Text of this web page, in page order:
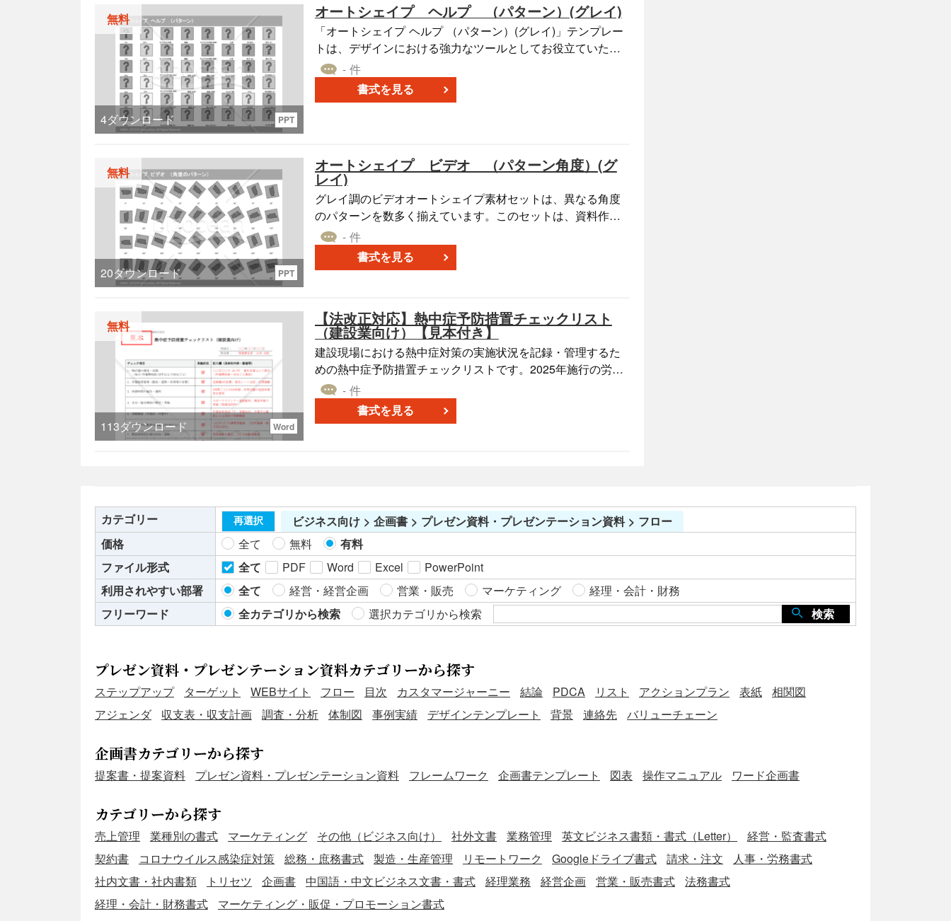
イプ素材を、ぜひご利用ください。
無料
4ダウンロード PPT
オートシェイプ ヘルプ （パターン）(グレイ)
「オートシェイプ ヘルプ （パターン）(グレイ)」テンプレー
トは、デザインにおける強力なツールとしてお役立ていただ
ける素材集です。グレイの配色に調和するオートシェイプの
塗りつぶしパターンが多数含まれており、さまざまなプロジ
ェクトに活用できます。 パワーポイント、エクセル、ワード
ョナルに向けられており、資料の制作を効果的かつ効率的に
サポートします。無料でダウンロードして、プロジェクトに
素晴らしい視覚的な要素を追加しましょう。
- 件
書式を見る
無料
20ダウンロード PPT
オートシェイプ ビデオ （パターン角度）(グ
レイ)
グレイ調のビデオオートシェイプ素材セットは、異なる角度
のパターンを数多く揃えています。このセットは、資料作成
のご経験の少ない方でも、どなたでも簡単に利用できるオー
トシェイプ素材です。さまざまな角度のオプションは、視覚
的なコンテンツをより魅力的かつ興味深いものに変換する能
資料作成をサポートします。
- 件
書式を見る
無料
113ダウンロード Word
【法改正対応】熱中症予防措置チェックリスト
（建設業向け）【見本付き】
建設現場における熱中症対策の実施状況を記録・管理するた
めの熱中症予防措置チェックリストです。2025年施行の労働
安全衛生規則改正に対応しており、WBGT値の測定、作業環
境管理、休憩・水分補給、体調確認、教育訓練、緊急時対応
などの項目を網羅した無料テンプレートです。現場責任者
るための管理書式です。WBGT値の測定や作業環境の整備、
休憩・水分補給の実施、教育訓練の実施状況などを記録し、
労働安全衛生規則に基づいた対策の徹底と再発防止に活用さ
れます。 ■利用シーン ・建設現場での熱中症対策の実施状況
を記録したいとき ・労働安全衛生規則改正に対応した社内整
備に ・安全衛生教育や監査対応の記録として ・作業員の体調
管理と予防措置の徹底に ・在宅勤務者への熱中症対策も含め
た管理に ■利用・作成時のポイント ＜WBGT値・気温の測定
具体的に記載＞ スポーツドリンクや塩飴の配布、冷房設備の
使用状況などを記録します。 ＜教育・訓練・緊急対応の履歴
を残す＞ 講習実施日や訓練内容、緊急連絡先の掲示状況など
を記録し、実効性を高めましょう。 ■テンプレートのメリッ
す。 ＜建設業に特化した構成＞ 現場での実務に即した内容
年間を推奨。監査や労災対応にも備えられます。 ※現場の実
情に合わせて内容を調整し、定期的な見直しと従業員への周
知を徹底してください。
- 件
書式を見る
カテゴリー 再選択
ビジネス向け > 企画書 > プレゼン資料・プレゼンテーション資料 > フロー
価格
全て 無料
有料
ファイル形式
全て PDF Word Excel
PowerPoint
利用されやすい部署
全て 経営・経営企画 営業・販売 マーケティング
経理・会計・財務
フリーワード
全カテゴリから検索 選択カテゴリから検索 検索
プレゼン資料・プレゼンテーション資料カテゴリーから探す
ステップアップ ターゲット WEBサイト フロー 目次 カスタマージャーニー 結論 PDCA リスト アクションプラン 表紙
相関図
アジェンダ
収支表・収支計画 調査・分析 体制図 事例実績 デザインテンプレート 背景 連絡先 バリューチェーン
企画書カテゴリーから探す
提案書・提案資料 プレゼン資料・プレゼンテーション資料 フレームワーク 企画書テンプレート 図表 操作マニュアル ワード企画書
カテゴリーから探す
売上管理 業種別の書式 マーケティング その他（ビジネス向け） 社外文書 業務管理 英文ビジネス書類・書式（Letter）
経営・監査書式
契約書
コロナウイルス感染症対策 総務・庶務書式 製造・生産管理 リモートワーク Googleドライブ書式 請求・注文
人事・労務書式
社内文書・社内書類
トリセツ 企画書 中国語・中文ビジネス文書・書式 経理業務 経営企画 営業・販売書式
法務書式
経理・会計・財務書式
マーケティング・販促・プロモーション書式